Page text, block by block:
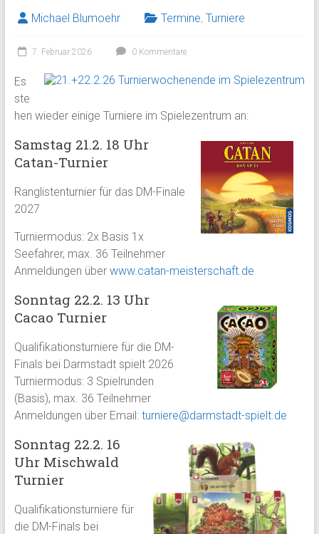
Michael Blumoehr Termine, Turniere
7. Februar 2026 0 Kommentare
Es
ste
hen wieder einige Turniere im Spielezentrum an:
Samstag 21.2. 18 Uhr
Catan-Turnier
Ranglistenturnier für das DM-Finale
2027
Turniermodus: 2x Basis 1x
Seefahrer, max. 36 Teilnehmer
Anmeldungen über www.catan-meisterschaft.de
Sonntag 22.2. 13 Uhr
Cacao Turnier
Qualifikationsturniere für die DM-
Finals bei Darmstadt spielt 2026
Turniermodus: 3 Spielrunden
(Basis), max. 36 Teilnehmer
Anmeldungen über Email: turniere@darmstadt-spielt.de
Sonntag 22.2. 16
Uhr Mischwald
Turnier
Qualifikationsturniere für
die DM-Finals bei